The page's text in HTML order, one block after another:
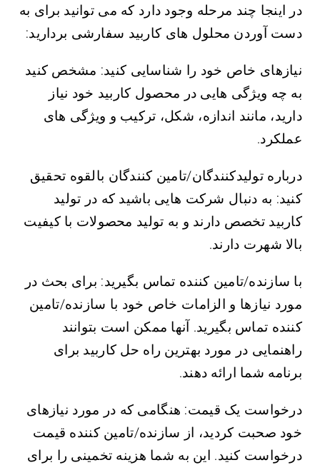
در اینجا چند مرحله وجود دارد که می توانید برای به
دست آوردن محلول های کاربید سفارشی بردارید:
نیازهای خاص خود را شناسایی کنید: مشخص کنید
به چه ویژگی هایی در محصول کاربید خود نیاز
دارید، مانند اندازه، شکل، ترکیب و ویژگی های
عملکرد.
درباره تولیدکنندگان/تامین کنندگان بالقوه تحقیق
کنید: به دنبال شرکت هایی باشید که در تولید
کاربید تخصص دارند و به تولید محصولات با کیفیت
بالا شهرت دارند.
با سازنده/تامین کننده تماس بگیرید: برای بحث در
مورد نیازها و الزامات خاص خود با سازنده/تامین
کننده تماس بگیرید. آنها ممکن است بتوانند
راهنمایی در مورد بهترین راه حل کاربید برای
برنامه شما ارائه دهند.
درخواست یک قیمت: هنگامی که در مورد نیازهای
خود صحبت کردید، از سازنده/تامین کننده قیمت
درخواست کنید. این به شما هزینه تخمینی را برای